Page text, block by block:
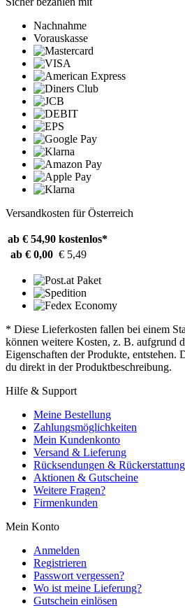
Nachnahme
Vorauskasse
Versandkosten für Österreich
ab € 54,90 kostenlos*
ab € 0,00 € 5,49
* Diese Lieferkosten fallen bei einem
können weitere Kosten, z. B. aufgrund
Eigenschaften der Produkte, entstehen.
du direkt in der Produktbeschreibung.
Hilfe & Support
Meine Bestellung
Zahlungsmöglichkeiten
Mein Kundenkonto
Versand & Lieferung
Rücksendungen &
Aktionen & Gutscheine
Weitere Fragen?
Firmenkunden
Mein Konto
Anmelden
Registrieren
Passwort vergessen?
Wo ist meine Lieferung?
Gutschein einlösen